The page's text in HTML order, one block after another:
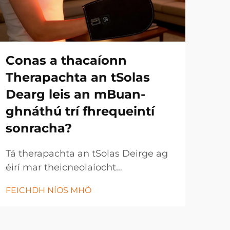
Conas a thacaíonn
Therapachta an tSolas
Dearg leis an mBuan-
ghnáthú trí fhrequeintí
sonracha?
Tá therapachta an tSolas Deirge ag
éirí mar theicneolaíocht
cumhacht thonnta solais sonracha
FEICHDH NÍOS MHÓ